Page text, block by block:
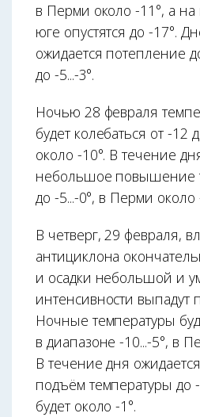
в Перми около -11°, а на
юге опустятся до -17°.
ожидается потепление
до -5...-3°.
Ночью 28 февраля
будет колебаться от -12
около -10°. В течение
небольшое повышение
до -5...-0°, в Перми около
В четверг, 29 февраля,
антициклона
и осадки небольшой и
интенсивности выпадут
Ночные температуры
в диапазоне -10...-5°, в
В течение дня
подъём температуры до
будет около -1°.